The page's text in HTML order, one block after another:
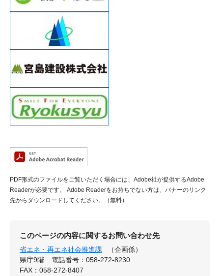
PDF形式のファイルをご覧いただく場合には、Adobe社が提供するAdobe
Readerが必要です。
Adobe Readerをお持ちでない方は、バナーのリンク
先からダウンロードしてください。（無料）
このページの内容に関するお問い合わせ先
省エネ・再エネ社会推進課
（企画係）
県庁9階
電話番号：058-272-8230
FAX：058-272-8407